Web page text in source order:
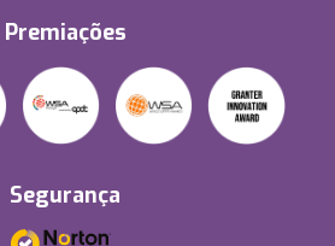
Premiações
Segurança